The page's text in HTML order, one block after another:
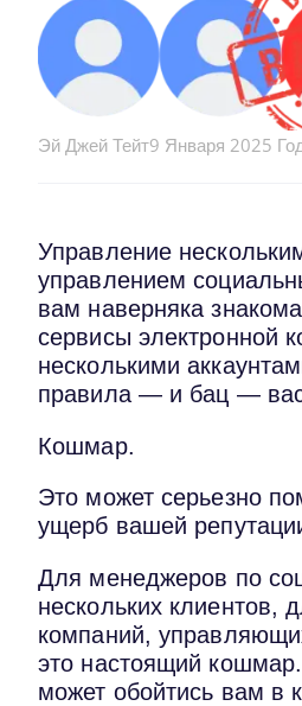
Эй Джей Тейт9 Января 2025
Управление
управлением
вам наверняка
сервисы электронной
несколькими
правила — и бац — вас
Кошмар.
Это может серьезно
ущерб вашей
Для менеджеров по
нескольких клиентов,
компаний,
это настоящий
может обойтись вам в